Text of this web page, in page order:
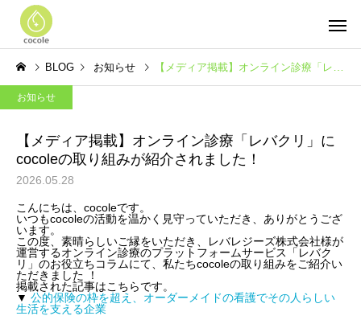
BLOG お知らせ 【メディア掲載】オンライン診療「レバクリ」にcocoleの取り組みが紹介されました！
お知らせ
【メディア掲載】オンライン診療「レバクリ」に
cocoleの取り組みが紹介されました！
2026.05.28
こんにちは、cocoleです。
いつもcocoleの活動を温かく見守っていただき、ありがとうござ
います。
この度、素晴らしいご縁をいただき、レバレジーズ株式会社様が
運営するオンライン診療のプラットフォームサービス「レバク
リ」のお役立ちコラムにて、私たちcocoleの取り組みをご紹介い
ただきました
！
掲載された記事はこちらです。
▼ 公的保険の枠を超え、オーダーメイドの看護でその人らしい
生活を支える企業